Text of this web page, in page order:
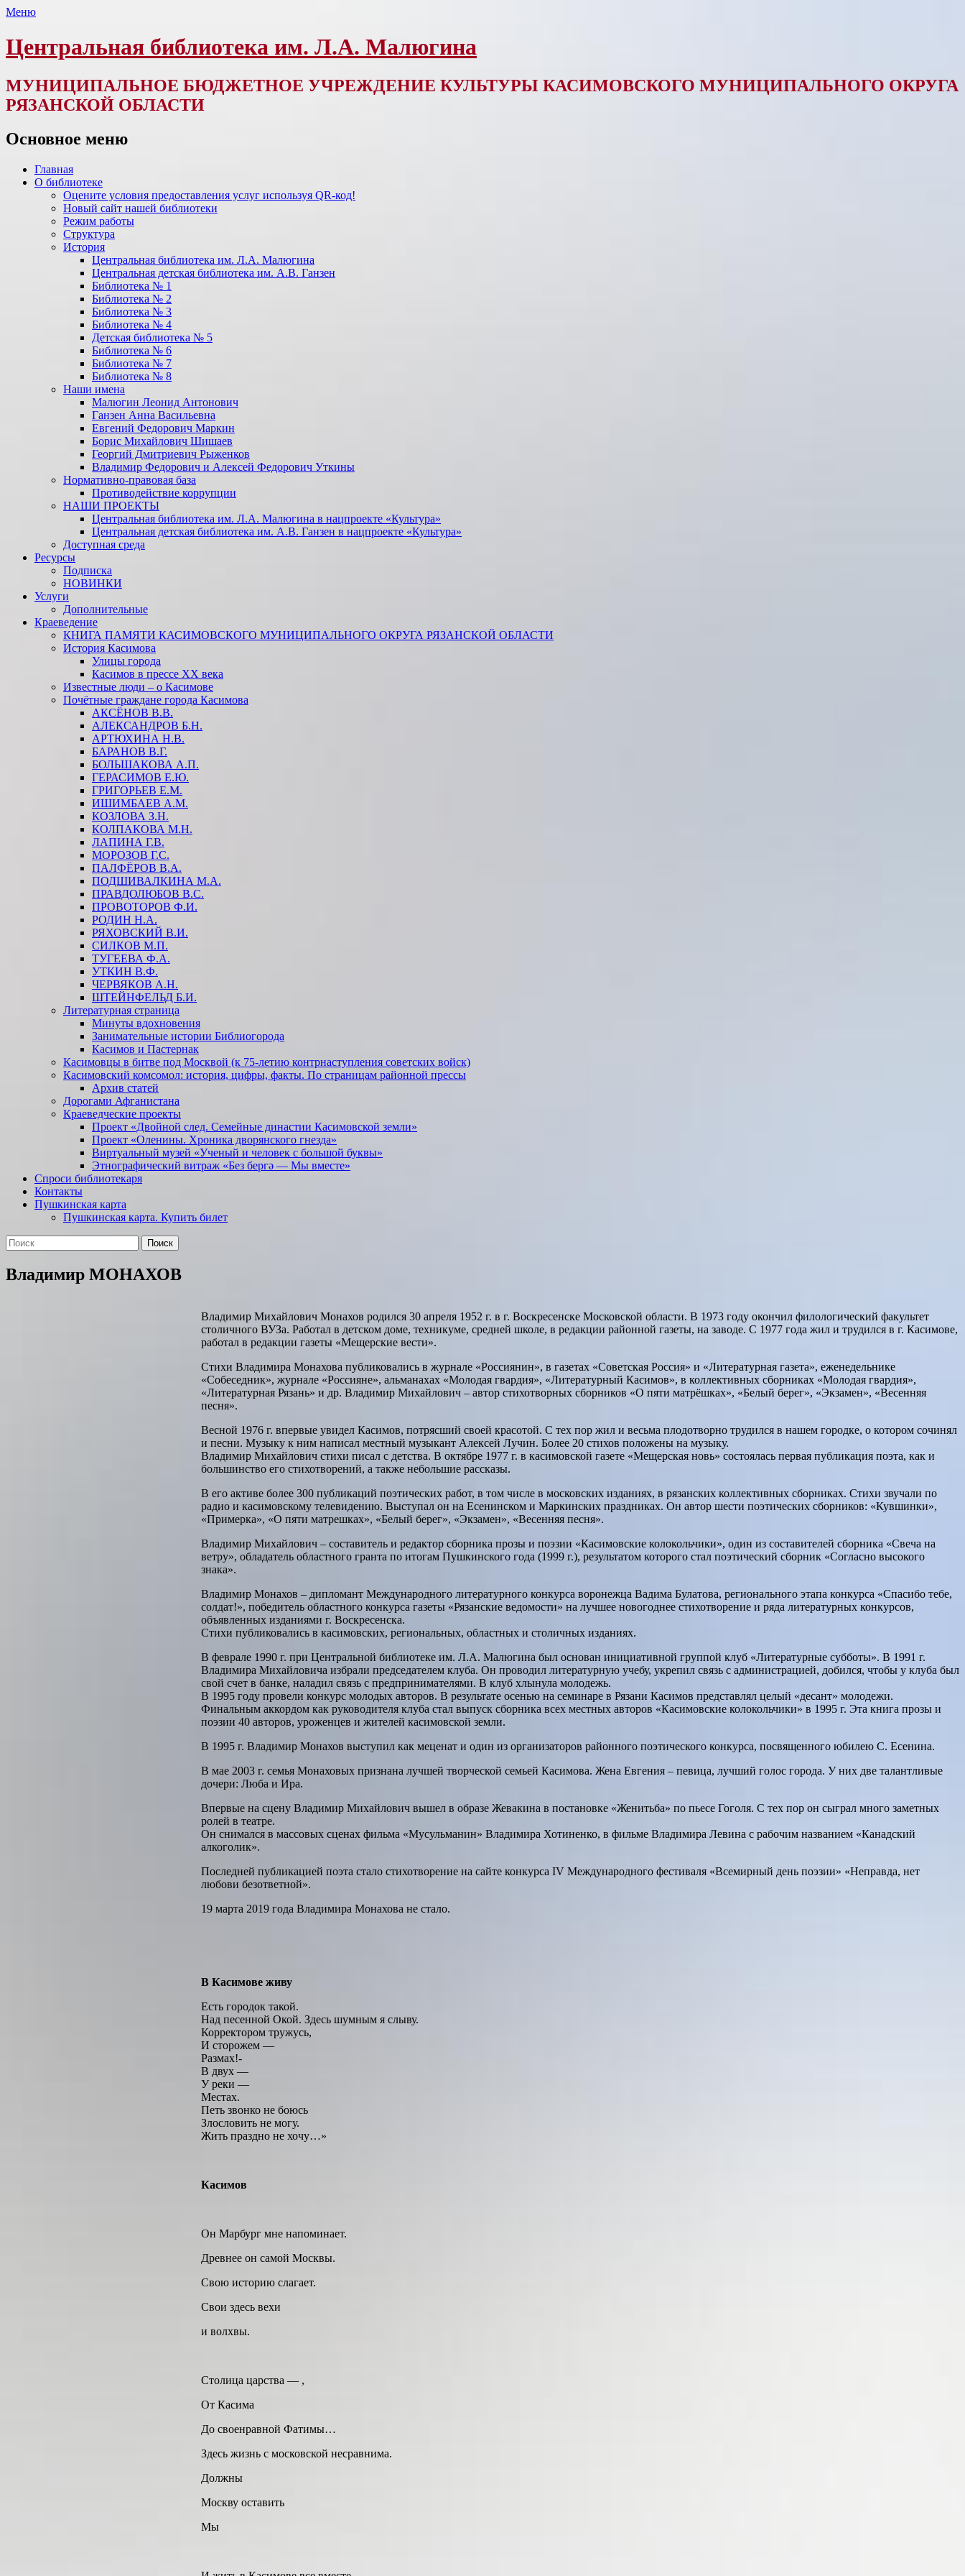
Меню
Центральная библиотека им. Л.А. Малюгина
МУНИЦИПАЛЬНОЕ БЮДЖЕТНОЕ УЧРЕЖДЕНИЕ КУЛЬТУРЫ КАСИМОВСКОГО МУНИЦИПАЛЬНОГО ОКРУГА
РЯЗАНСКОЙ ОБЛАСТИ
Основное меню
Перейти
содержимому
Главная
О библиотеке
Оцените условия предоставления услуг используя QR-код!
Новый сайт нашей библиотеки
Режим работы
Структура
История
Центральная библиотека им. Л.А. Малюгина
Центральная детская библиотека им. А.В. Ганзен
Библиотека № 1
Библиотека № 2
Библиотека № 3
Библиотека № 4
Детская библиотека № 5
Библиотека № 6
Библиотека № 7
Библиотека № 8
Наши имена
Малюгин Леонид Антонович
Ганзен Анна Васильевна
Евгений Федорович Маркин
Борис Михайлович Шишаев
Георгий Дмитриевич Рыженков
Владимир Федорович и Алексей Федорович Уткины
Нормативно-правовая база
Противодействие коррупции
НАШИ ПРОЕКТЫ
Центральная библиотека им. Л.А. Малюгина в нацпроекте «Культура»
Центральная детская библиотека им. А.В. Ганзен в нацпроекте «Культура»
Доступная среда
Ресурсы
Подписка
НОВИНКИ
Услуги
Дополнительные
Краеведение
КНИГА ПАМЯТИ КАСИМОВСКОГО МУНИЦИПАЛЬНОГО ОКРУГА РЯЗАНСКОЙ ОБЛАСТИ
История Касимова
Улицы города
Касимов в прессе XX века
Известные люди – о Касимове
Почётные граждане города Касимова
АКСЁНОВ В.В.
АЛЕКСАНДРОВ Б.Н.
АРТЮХИНА Н.В.
БАРАНОВ В.Г.
БОЛЬШАКОВА А.П.
ГЕРАСИМОВ Е.Ю.
ГРИГОРЬЕВ Е.М.
ИШИМБАЕВ А.М.
КОЗЛОВА З.Н.
КОЛПАКОВА М.Н.
ЛАПИНА Г.В.
МОРОЗОВ Г.С.
ПАЛФЁРОВ В.А.
ПОДШИВАЛКИНА М.А.
ПРАВДОЛЮБОВ В.С.
ПРОВОТОРОВ Ф.И.
РОДИН Н.А.
РЯХОВСКИЙ В.И.
СИЛКОВ М.П.
ТУГЕЕВА Ф.А.
УТКИН В.Ф.
ЧЕРВЯКОВ А.Н.
ШТЕЙНФЕЛЬД Б.И.
Литературная страница
Минуты вдохновения
Занимательные истории Библиогорода
Касимов и Пастернак
Касимовцы в битве под Москвой (к 75-летию контрнаступления советских войск)
Касимовский комсомол: история, цифры, факты. По страницам районной прессы
Архив статей
Дорогами Афганистана
Краеведческие проекты
Проект «Двойной след. Семейные династии Касимовской земли»
Проект «Оленины. Хроника дворянского гнезда»
Виртуальный музей «Ученый и человек с большой буквы»
Этнографический витраж «Без бергə — Мы вместе»
Спроси библиотекаря
Контакты
Пушкинская карта
Пушкинская карта. Купить билет
Поиск
Найти:
Владимир МОНАХОВ
Владимир Михайлович Монахов родился 30 апреля 1952 г. в г. Воскресенске Московской области. В 1973 году окончил филологический факультет
столичного ВУЗа. Работал в детском доме, техникуме, средней школе, в редакции районной газеты, на заводе. С 1977 года жил и трудился в г. Касимове,
работал в редакции газеты «Мещерские вести».
Стихи Владимира Монахова публиковались в журнале «Россиянин», в газетах «Советская Россия» и «Литературная газета», еженедельнике
«Собеседник», журнале «Россияне», альманахах «Молодая гвардия», «Литературный Касимов», в коллективных сборниках «Молодая гвардия»,
«Литературная Рязань» и др. Владимир Михайлович – автор стихотворных сборников «О пяти матрёшках», «Белый берег», «Экзамен», «Весенняя
песня».
Весной 1976 г. впервые увидел Касимов, потрясший своей красотой. С тех пор жил и весьма плодотворно трудился в нашем городке, о котором сочинял
и песни. Музыку к ним написал местный музыкант Алексей Лучин. Более 20 стихов положены на музыку.
Владимир Михайлович стихи писал с детства. В октябре 1977 г. в касимовской газете «Мещерская новь» состоялась первая публикация поэта, как и
большинство его стихотворений, а также небольшие рассказы.
В его активе более 300 публикаций поэтических работ, в том числе в московских изданиях, в рязанских коллективных сборниках. Стихи звучали по
радио и касимовскому телевидению. Выступал он на Есенинском и Маркинских праздниках. Он автор шести поэтических сборников: «Кувшинки»,
«Примерка», «О пяти матрешках», «Белый берег», «Экзамен», «Весенняя песня».
Владимир Михайлович – составитель и редактор сборника прозы и поэзии «Касимовские колокольчики», один из составителей сборника «Свеча на
ветру», обладатель областного гранта по итогам Пушкинского года (1999 г.), результатом которого стал поэтический сборник «Согласно высокого
знака».
Владимир Монахов – дипломант Международного литературного конкурса воронежца Вадима Булатова, регионального этапа конкурса «Спасибо тебе,
солдат!», победитель областного конкурса газеты «Рязанские ведомости» на лучшее новогоднее стихотворение и ряда литературных конкурсов,
объявленных изданиями г. Воскресенска.
Стихи публиковались в касимовских, региональных, областных и столичных изданиях.
В феврале 1990 г. при Центральной библиотеке им. Л.А. Малюгина был основан инициативной группой клуб «Литературные субботы». В 1991 г.
Владимира Михайловича избрали председателем клуба. Он проводил литературную учебу, укрепил связь с администрацией, добился, чтобы у клуба был
свой счет в банке, наладил связь с предпринимателями. В клуб хлынула молодежь.
В 1995 году провели конкурс молодых авторов. В результате осенью на семинаре в Рязани Касимов представлял целый «десант» молодежи.
Финальным аккордом как руководителя клуба стал выпуск сборника всех местных авторов «Касимовские колокольчики» в 1995 г. Эта книга прозы и
поэзии 40 авторов, уроженцев и жителей касимовской земли.
В 1995 г. Владимир Монахов выступил как меценат и один из организаторов районного поэтического конкурса, посвященного юбилею С. Есенина.
В мае 2003 г. семья Монаховых признана лучшей творческой семьей Касимова. Жена Евгения – певица, лучший голос города. У них две талантливые
дочери: Люба и Ира.
Впервые на сцену Владимир Михайлович вышел в образе Жевакина в постановке «Женитьба» по пьесе Гоголя. С тех пор он сыграл много заметных
ролей в театре.
Он снимался в массовых сценах фильма «Мусульманин» Владимира Хотиненко, в фильме Владимира Левина с рабочим названием «Канадский
алкоголик».
Последней публикацией поэта стало стихотворение на сайте конкурса IV Международного фестиваля «Всемирный день поэзии» «Неправда, нет
любови безответной».
19 марта 2019 года Владимира Монахова не стало.
В Касимове живу
Есть городок такой.
Над песенной Окой. Здесь шумным я слыву.
Корректором тружусь,
И сторожем —
Размах!-
В двух —
У реки —
Местах.
Петь звонко не боюсь
Злословить не могу.
Жить праздно не хочу…»
Касимов
Он Марбург мне напоминает.
Древнее он самой Москвы.
Свою историю слагает.
Свои здесь вехи
и волхвы.
Столица царства — ,
От Касима
До своенравной Фатимы…
Здесь жизнь с московской несравнима.
Должны
Москву оставить
Мы